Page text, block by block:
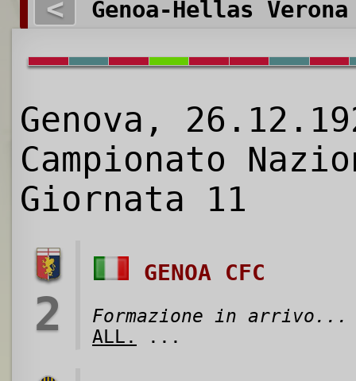
< Genoa-Hellas
Genova,
Campionato
Giornata 11
2
GENOA CFC
Formazione in arrivo...
ALL.
...